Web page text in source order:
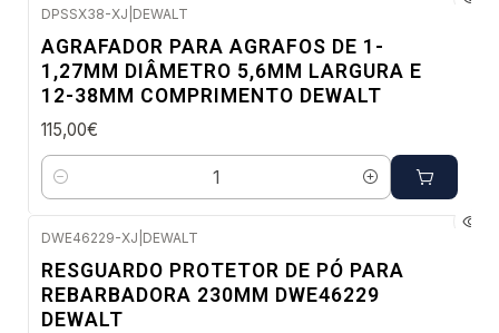
DPSSX38-XJ DEWALT
AGRAFADOR PARA AGRAFOS DE 1-
1,27MM DIÂMETRO 5,6MM LARGURA E
12-38MM COMPRIMENTO DEWALT
115,00€
Quantidade
DWE46229-XJ DEWALT
RESGUARDO PROTETOR DE PÓ PARA
REBARBADORA 230MM DWE46229
DEWALT